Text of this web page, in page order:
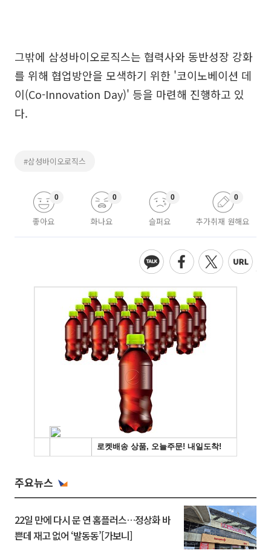
그밖에 삼성바이오로직스는 협력사와 동반성장 강화
를 위해 협업방안을 모색하기 위한 '코이노베이션 데
이(Co-Innovation Day)' 등을 마련해 진행하고 있
다.
#삼성바이오로직스
좋아요
0
화나요
0
슬퍼요
0
추가취재 원해요
0
주요뉴스
22일 만에 다시 문 연 홈플러스…정상화 바
쁜데 재고 없어 ‘발동동’[가보니]